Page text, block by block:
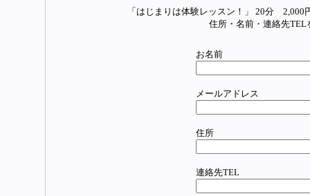
「はじまりは体験レッスン！」 20分 2,000
住所・名前・連絡先
お名前
メールアドレス
住所
連絡先TEL